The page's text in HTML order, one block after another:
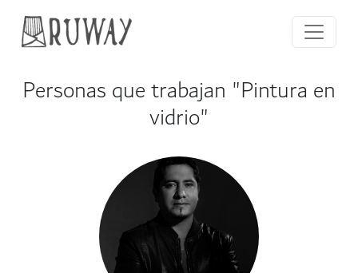
Personas que trabajan "Pintura en
vidrio"